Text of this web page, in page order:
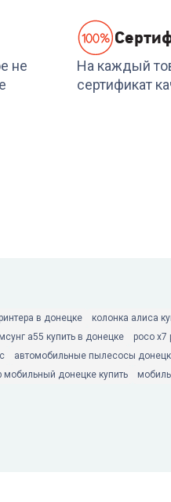
не
На каждый
сертификат
в донецке колонка алиса
а55 купить в донецке poco x7
автомобильные пылесосы донецк
мобильный донецке купить